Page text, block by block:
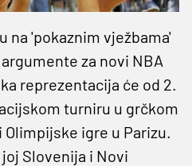
na 'pokaznim vježbama'
za novi NBA
reprezentacija će od 2.
turniru u grčkom
igre u Parizu.
Slovenija i Novi